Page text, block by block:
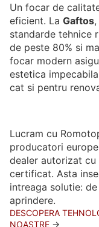
Un focar de
eficient. La Gaftos
standarde tehnice
de peste 80% si
focar modern
estetica
cat si pentru
Lucram cu
producatori
dealer autorizat
certificat. Asta
intreaga solutie:
aprindere.
DESCOPERA
NOASTRE →